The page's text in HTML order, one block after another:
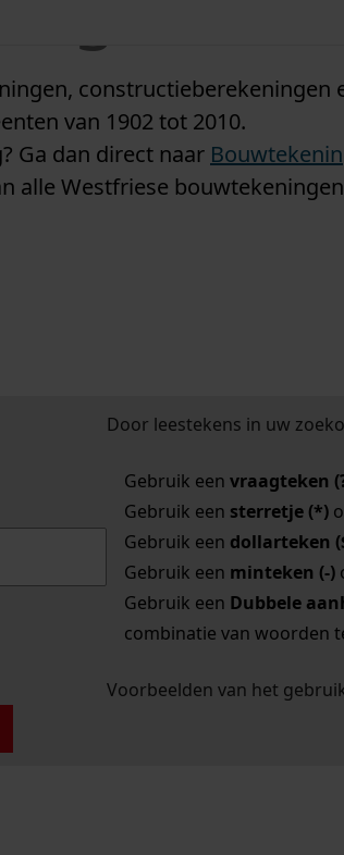
constructieberekeningen
van 1902 tot 2010.
Ga dan direct naar
alle Westfriese
Door leestekens in uw
Gebruik een vraagteken
Gebruik een sterretje (*)
Gebruik een dollarteken
Gebruik een minteken (-)
Gebruik een Dubbele
combinatie van woorden
Voorbeelden van het